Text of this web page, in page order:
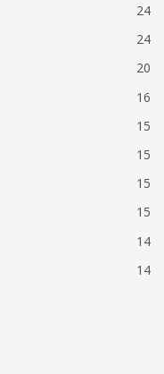
24
24
20
16
15
15
15
15
14
14